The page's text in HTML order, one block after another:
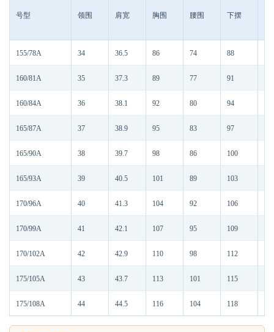
号型 领围 肩宽 胸围 腰围 下摆
155/78A 34 36.5 86 74 88
160/81A 35 37.3 89 77 91
160/84A 36 38.1 92 80 94
165/87A 37 38.9 95 83 97
165/90A 38 39.7 98 86 100
165/93A 39 40.5 101 89 103
170/96A 40 41.3 104 92 106
170/99A 41 42.1 107 95 109
170/102A 42 42.9 110 98 112
175/105A 43 43.7 113 101 115
175/108A 44 44.5 116 104 118